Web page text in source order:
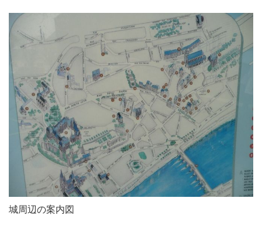
城周辺の案内図